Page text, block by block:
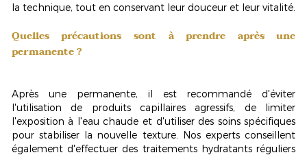
la technique, tout en conservant leur douceur et leur vitalité.
Quelles précautions sont à prendre après une
permanente ?
Après une permanente, il est recommandé d'éviter
l'utilisation de produits capillaires agressifs, de limiter
l'exposition à l'eau chaude et d'utiliser des soins spécifiques
pour stabiliser la nouvelle texture. Nos experts conseillent
également d'effectuer des traitements hydratants réguliers